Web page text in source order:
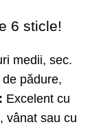
6 sticle!
medii, sec.
pădure,
Excelent cu
vânat sau cu